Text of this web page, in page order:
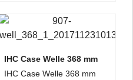
IHC Case Welle 368 mm
IHC Case Welle 368 mm